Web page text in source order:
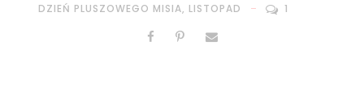
DZIEŃ PLUSZOWEGO MISIA, LISTOPAD 1